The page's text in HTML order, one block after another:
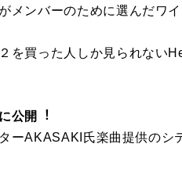
メンバーのために選んだワ
を買った⼈しか⾒られない
公開︕
ーAKASAKI⽒楽曲提供の